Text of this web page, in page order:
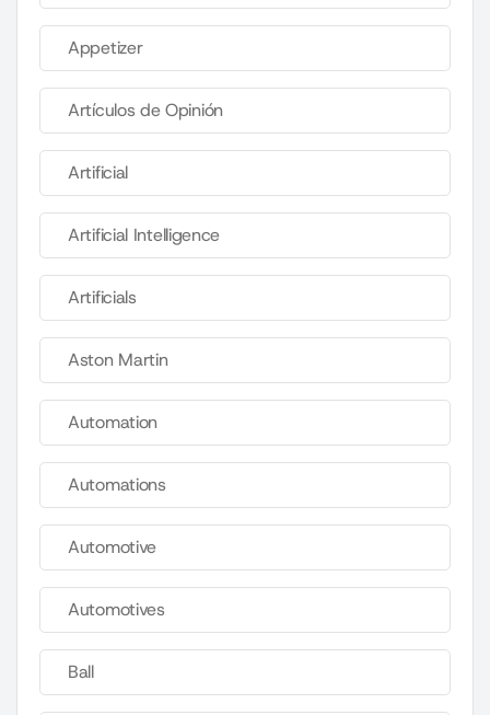
Appetizer
Artículos de Opinión
Artificial
Artificial Intelligence
Artificials
Aston Martin
Automation
Automations
Automotive
Automotives
Ball